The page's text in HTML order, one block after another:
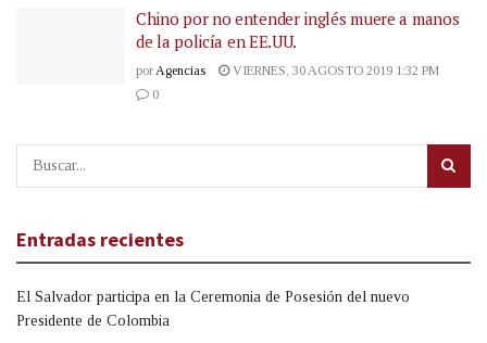
Chino por no entender inglés muere a manos
de la policía en EE.UU.
por Agencias
VIERNES, 30 AGOSTO 2019 1:32 PM
0
Entradas recientes
El Salvador participa en la Ceremonia de Posesión del nuevo
Presidente de Colombia